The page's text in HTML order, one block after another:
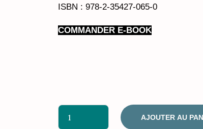
ISBN : 978-2-35427-065-0
COMMANDER E-BOOK
AJOUTER AU